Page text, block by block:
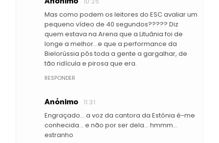
Mas como podem os leitores do ESC avaliar um
pequeno vídeo de 40 segundos????? Diz
quem estava na Arena que a Lituânia foi de
longe a melhor...e que a performance da
Bielorússia pôs toda a gente a gargalhar, de
tão ridícula e pirosa que era.
RESPONDER
Anónimo 11:31
Engraçado... a voz da cantora da Estónia é-me
conhecida... e não por ser dela... hmmm...
estranho